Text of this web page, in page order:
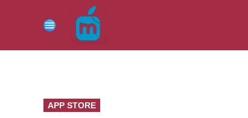
contenuto
Menu
PUBBLICATO
IN
APP STORE